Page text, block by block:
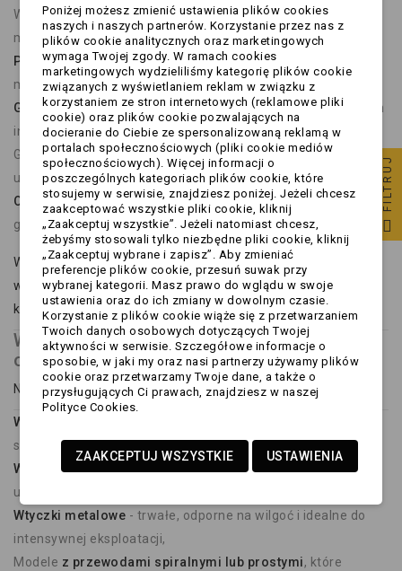
Wersjemetalowe- bardziej odporne na uszkodzenia
mechaniczne i warunki atmosferyczne,
Plastikowe gniazda- lekkie, ekonomiczne i łatwe w
montażu,
Gniazda podwieszane i przenośne- idealne do nietypowych
instalacji,
Gniazda z zestawem śrub montażowych i gumowymi
uszczelkami dla ochrony przed wilgocią,
Osłony gniazd haka holowniczego , które chronią złącze,
gdy nie jest używane.
Wszystkie gniazda są kompatybilne z oferowanymi u nas
wtyczkami i adapterami - dzięki temu możesz zbudować
kompletną i niezawodną instalację w jednym miejscu.
Wtyczki przyczepy - wybieraj spośród
oferty
Nasz asortyment obejmuje wtyczek do przyczepki obejmuje:
Wtyczki 7-pinowe i 13-pinowe
samochodów osobowych i dostawczych,
Wtyczki plastikowe- lekkie i praktyczne w codziennym
użytkowaniu,
Wtyczki metalowe - trwałe, odporne na wilgoć i idealne do
intensywnej eksploatacji,
Modele z przewodami spiralnymi lub prostymi, które
FILTRUJ
Poniżej możesz zmienić ustawienia plików cookies
naszych i naszych partnerów. Korzystanie przez nas z
plików cookie analitycznych oraz marketingowych
wymaga Twojej zgody. W ramach cookies
marketingowych wydzieliliśmy kategorię plików cookie
związanych z wyświetlaniem reklam w związku z
korzystaniem ze stron internetowych (reklamowe pliki
cookie) oraz plików cookie pozwalających na
docieranie do Ciebie ze spersonalizowaną reklamą w
portalach społecznościowych (pliki cookie mediów
społecznościowych). Więcej informacji o
poszczególnych kategoriach plików cookie, które
stosujemy w serwisie, znajdziesz poniżej. Jeżeli chcesz
zaakceptować wszystkie pliki cookie, kliknij
„Zaakceptuj wszystkie”. Jeżeli natomiast chcesz,
żebyśmy stosowali tylko niezbędne pliki cookie, kliknij
„Zaakceptuj wybrane i zapisz”. Aby zmieniać
preferencje plików cookie, przesuń suwak przy
wybranej kategorii. Masz prawo do wglądu w swoje
ustawienia oraz do ich zmiany w dowolnym czasie.
Korzystanie z plików cookie wiąże się z przetwarzaniem
Twoich danych osobowych dotyczących Twojej
aktywności w serwisie. Szczegółowe informacje o
sposobie, w jaki my oraz nasi partnerzy używamy plików
cookie oraz przetwarzamy Twoje dane, a także o
przysługujących Ci prawach, znajdziesz w naszej
Polityce Cookies.
USTAWIENIA
ZAAKCEPTUJ WSZYSTKIE